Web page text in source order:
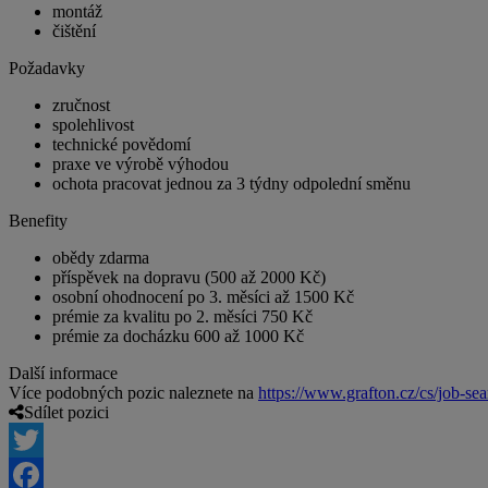
montáž
čištění
Požadavky
zručnost
spolehlivost
technické povědomí
praxe ve výrobě výhodou
ochota pracovat jednou za 3 týdny odpolední směnu
Benefity
obědy zdarma
příspěvek na dopravu (500 až 2000 Kč)
osobní ohodnocení po 3. měsíci až 1500 Kč
prémie za kvalitu po 2. měsíci 750 Kč
prémie za docházku 600 až 1000 Kč
Další informace
Více podobných pozic naleznete na https://www.grafton.cz/cs/job-
Sdílet pozici
Twitter